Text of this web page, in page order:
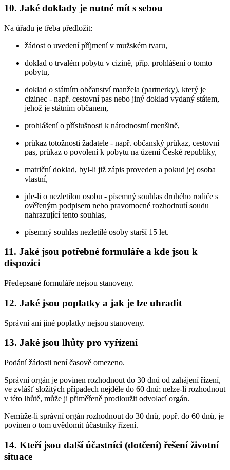
10. Jaké doklady je nutné mít s sebou
Na úřadu je třeba předložit:
žádost o uvedení příjmení v mužském tvaru,
doklad o trvalém pobytu v cizině, příp. prohlášení o tomto
pobytu,
doklad o státním občanství manžela (partnerky), který je
cizinec - např. cestovní pas nebo jiný doklad vydaný státem,
jehož je státním občanem,
prohlášení o příslušnosti k národnostní menšině,
průkaz totožnosti žadatele - např. občanský průkaz, cestovní
pas, průkaz o povolení k pobytu na území České republiky,
matriční doklad, byl-li již zápis proveden a pokud jej osoba
vlastní,
jde-li o nezletilou osobu - písemný souhlas druhého rodiče s
ověřeným podpisem nebo pravomocné rozhodnutí soudu
nahrazující tento souhlas,
písemný souhlas nezletilé osoby starší 15 let.
11. Jaké jsou potřebné formuláře a kde jsou k
dispozici
Předepsané formuláře nejsou stanoveny.
12. Jaké jsou poplatky a jak je lze uhradit
Správní ani jiné poplatky nejsou stanoveny.
13. Jaké jsou lhůty pro vyřízení
Podání žádosti není časově omezeno.
Správní orgán je povinen rozhodnout do 30 dnů od zahájení řízení,
ve zvlášť složitých případech nejdéle do 60 dnů; nelze-li rozhodnout
v této lhůtě, může ji přiměřeně prodloužit odvolací orgán.
Nemůže-li správní orgán rozhodnout do 30 dnů, popř. do 60 dnů, je
povinen o tom uvědomit účastníky řízení.
14. Kteří jsou další účastníci (dotčení) řešení životní
situace